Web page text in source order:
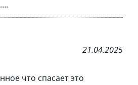
21.04.2025
что спасает это